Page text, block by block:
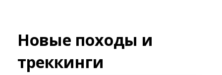
Новые походы и
треккинги